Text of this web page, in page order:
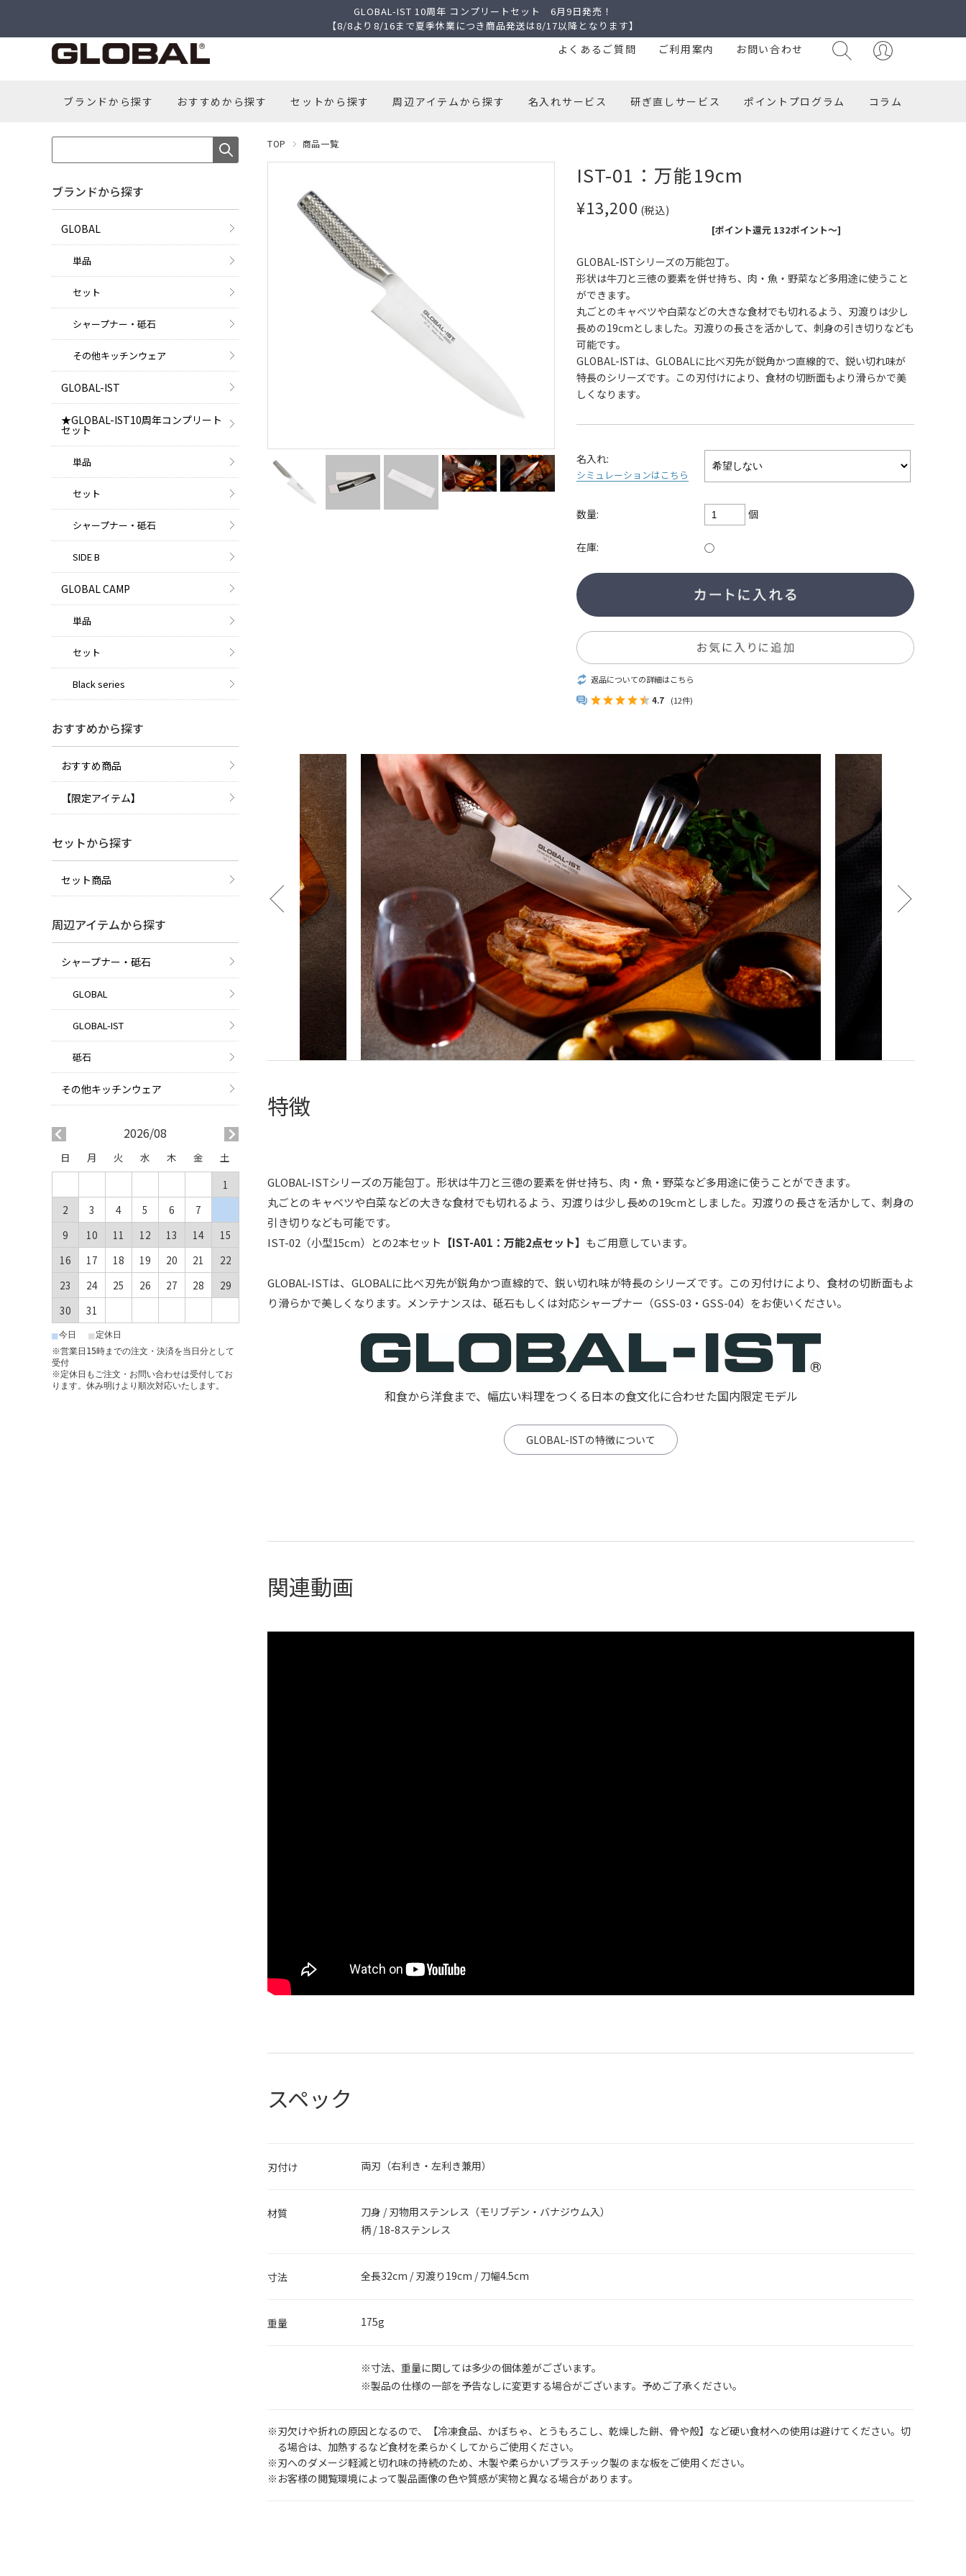
よくあるご質問 ご利用案内 お問い合わせ
GLOBAL-IST 10周年 コンプリートセット 6月9日発売！
【8/8より8/16まで夏季休業につき商品発送は8/17以降となります】
ブランドから探す おすすめから探す セットから探す 周辺アイテムから探す 名入れサービス 研ぎ直しサービス ポイントプログラム コラム
TOP 商品一覧
IST-01：万能19cm
¥13,200 (税込)
[ポイント還元 132ポイント～]
GLOBAL-ISTシリーズの万能包丁。
形状は牛刀と三徳の要素を併せ持ち、肉・魚・野菜など多用途に使うこと
ができます。
丸ごとのキャベツや白菜などの大きな食材でも切れるよう、刃渡りは少し
長めの19cmとしました。刃渡りの長さを活かして、刺身の引き切りなども
可能です。
GLOBAL-ISTは、GLOBALに比べ刃先が鋭角かつ直線的で、鋭い切れ味が
特長のシリーズです。この刃付けにより、食材の切断面もより滑らかで美
しくなります。
名入れ:
シミュレーションはこちら
数量: 個
在庫: ○
返品についての詳細はこちら
4.7
(12件)
特徴
GLOBAL-ISTシリーズの万能包丁。形状は牛刀と三徳の要素を併せ持ち、肉・魚・野菜など多用途に使うことができます。
丸ごとのキャベツや白菜などの大きな食材でも切れるよう、刃渡りは少し長めの19cmとしました。刃渡りの長さを活かして、刺身の
引き切りなども可能です。
IST-02（小型15cm）との2本セット 【IST-A01：万能2点セット】 もご用意しています。
GLOBAL-ISTは、GLOBALに比べ刃先が鋭角かつ直線的で、鋭い切れ味が特長のシリーズです。この刃付けにより、食材の切断面もよ
り滑らかで美しくなります。メンテナンスは、砥石もしくは対応シャープナー（GSS-03 ・ GSS-04）をお使いください。
和食から洋食まで、幅広い料理をつくる日本の食文化に合わせた国内限定モデル
GLOBAL-ISTの特徴について
関連動画
スペック
刃付け 両刃（右利き・左利き兼用）
材質
刀身 / 刃物用ステンレス（モリブデン・バナジウム入）
柄 / 18-8ステンレス
寸法 全長32cm / 刃渡り19cm / 刀幅4.5cm
重量 175g
寸法、重量に関しては多少の個体差がございます。
製品の仕様の一部を予告なしに変更する場合がございます。予めご了承ください。
刃欠けや折れの原因となるので、【冷凍食品、かぼちゃ、とうもろこし、乾燥した餅、骨や殻】など硬い食材への使用は避けてください。切
る場合は、加熱するなど食材を柔らかくしてからご使用ください。
刃へのダメージ軽減と切れ味の持続のため、木製や柔らかいプラスチック製のまな板をご使用ください。
お客様の閲覧環境によって製品画像の色や質感が実物と異なる場合があります。
ブランドから探す
GLOBAL
単品
セット
シャープナー・砥石
その他キッチンウェア
GLOBAL-IST
★GLOBAL-IST10周年コンプリート
セット
単品
セット
シャープナー・砥石
SIDE B
GLOBAL CAMP
単品
セット
Black series
おすすめから探す
おすすめ商品
【限定アイテム】
セットから探す
セット商品
周辺アイテムから探す
シャープナー・砥石
GLOBAL
GLOBAL-IST
砥石
その他キッチンウェア
2026/08
日 月 火 水 木 金
土
1
2
3 4 5 6 7
9
10 11 12 13 14
15
16
17 18 19 20 21
22
23
24 25 26 27 28
29
30
31
■今日 ■ 定休日
※営業日15時までの注文・決済を当日分として
受付
※定休日もご注文・お問い合わせは受付してお
ります。休み明けより順次対応いたします。